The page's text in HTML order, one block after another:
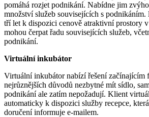
pomáhá rozjet podnikání. Nabídne jim
množství služeb souvisejících s
tří let k dispozici cenově atraktivní prostory
mohou čerpat řadu souvisejících služeb,
podnikání.
Virtuální inkubátor
Virtuální inkubátor nabízí řešení začínajícím
nejrůznějších důvodů nezbytné mít sídlo,
podnikání ale zatím nepožadují. Klient
automaticky k dispozici služby recepce,
doručení informuje e-mailem.